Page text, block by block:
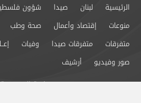
الرئيسية لبنان صيدا شؤون
منوعات
إقتصاد وأعمال صحة وطب
متفرقات
متفرقات صيدا وفيات
صور وفيديو
أرشيف
من نحن
سياسة الخصوصية